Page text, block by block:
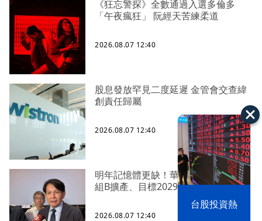
台股投資熱
《狂忘警探》全數通過入選多倫多
「午夜瘋狂」 阮經天苦練柔道
2026.08.07 12:40
股息發放罕見二度延遲 金管會交查緯
創責任歸屬
2026.08.07 12:40
明年記憶體更缺！華邦電啟動高雄模
組B擴產、目標2029年量產
2026.08.07 12:40